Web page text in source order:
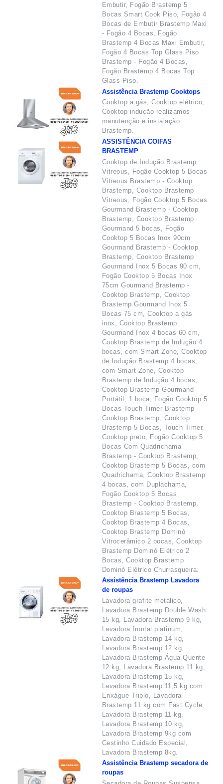
Embutir, Fogão Brastemp 5
Bocas Smart Cook Piso, Fogão 4
Bocas de Embutir Brastemp Maxi
- Fogão 4 Bocas, Fogão
Brastemp 4 Bocas Maxi Embutir,
Fogão 4 Bocas Top Glass Piso
Brastemp - Fogão 4 Bocas,
Fogão Brastemp 4 Bocas Top
Glass Piso.
Assistência Brastemp Cooktops
Cooktop a gás, Cooktop elétrico,
Cooktop indução realizamos
manutenção e instalação
Brastemp.
ASSISTÊNCIA COIFAS
BRASTEMP
Cooktop de Indução Brastemp
Vitreous, Fogão Cooktop 5 Bocas
Vitreous Brastemp - Cooktop
Brastemp, Cooktop Brastemp
Vitreous, Fogão Cooktop 5 Bocas
Gourmand Brastemp - Cooktop
Brastemp, Cooktop Brastemp
Gourmand 5 bocas, Fogão
Cooktop 5 Bocas Inox 90cm
Gourmand Brastemp - Cooktop
Brastemp, Cooktop Brastemp
Gourmand Inox 5 Bocas 90 cm,
Fogão Cooktop 5 Bocas Inox
75cm Gourmand Brastemp -
Cooktop Brastemp, Cooktop
Brastemp Gourmand Inox 5
Bocas 75 cm, Cooktop a gás
inox, Cooktop Brastemp
Gourmand Inox 4 bocas 60 cm,
Cooktop Brastemp de Indução 4
bocas, com Smart Zone, Cooktop
de Indução Brastemp 4 bocas,
com Smart Zone, Cooktop
Brastemp de Indução 4 bocas,
Cooktop Brastemp Gourmand
Portátil, 1 boca, Fogão Cooktop 5
Bocas Touch Timer Brastemp -
Cooktop Brastemp, Cooktop
Brastemp 5 Bocas, Touch Timer,
Cooktop preto, Fogão Cooktop 5
Bocas Com Quadrichama
Brastemp - Cooktop Brastemp,
Cooktop Brastemp 5 Bocas, com
Quadrichama, Cooktop Brastemp
4 bocas, com Duplachama,
Fogão Cooktop 5 Bocas
Brastemp - Cooktop Brastemp,
Cooktop Brastemp 5 Bocas,
Cooktop Brastemp 4 Bocas,
Cooktop Brastemp Dominó
Vitrocerâmico 2 bocas, Cooktop
Brastemp Dominó Elétrico 2
Bocas, Cooktop Brastemp
Dominó Elétrico Churrasqueira.
Assistência Brastemp Lavadora
de roupas
Lavadora grafite metálico,
Lavadora Brastemp Double Wash
15 kg, Lavadora Brastemp 9 kg,
Lavadora frontal platinum,
Lavadora Brastemp 14 kg,
Lavadora Brastemp 12 kg,
Lavadora Brastemp Água Quente
12 kg, Lavadora Brastemp 11 kg,
Lavadora Brastemp 15 kg,
Lavadora Brastemp 11,5 kg com
Enxágue Triplo, Lavadora
Brastemp 11 kg com Fast Cycle,
Lavadora Brastemp 11 kg,
Lavadora Brastemp 10 kg,
Lavadora Brastemp 9kg com
Cestinho Cuidado Especial,
Lavadora Brastemp 8kg.
Assistência Brastemp secadora de
roupas